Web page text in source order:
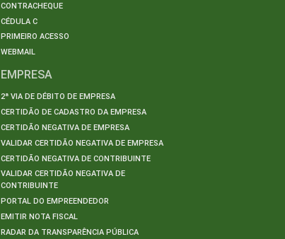
CONTRACHEQUE
CÉDULA C
PRIMEIRO ACESSO
WEBMAIL
EMPRESA
2ª VIA DE DÉBITO DE EMPRESA
CERTIDÃO DE CADASTRO DA EMPRESA
CERTIDÃO NEGATIVA DE EMPRESA
VALIDAR CERTIDÃO NEGATIVA DE EMPRESA
CERTIDÃO NEGATIVA DE CONTRIBUINTE
VALIDAR CERTIDÃO NEGATIVA DE
CONTRIBUINTE
PORTAL DO EMPREENDEDOR
EMITIR NOTA FISCAL
RADAR DA TRANSPARÊNCIA PÚBLICA